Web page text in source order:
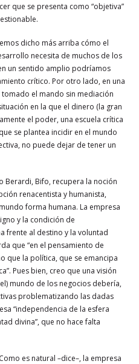
que se presenta como “objetiva”
dicho más arriba cómo el
necesita de muchos de los
un sentido amplio podríamos
crítico. Por otro lado, en una
el mando sin mediación
en la que el dinero (la gran
el poder, una escuela crítica
se plantea incidir en el mundo
no puede dejar de tener un
Berardi, Bifo, recupera la noción
renacentista y humanista,
forma humana. La empresa
y la condición de
frente al destino y la voluntad
que “en el pensamiento de
que la política, que se emancipa
Pues bien, creo que una visión
mundo de los negocios debería,
problematizando las dadas
“independencia de la esfera
divina”, que no hace falta
es natural –dice–, la empresa